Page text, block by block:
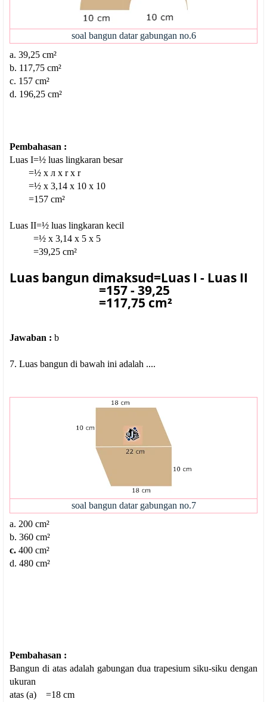
soal bangun datar gabungan no.6
a. 39,25 cm²
b. 117,75 cm²
c. 157 cm²
d. 196,25 cm²
Pembahasan :
Luas I=½ luas lingkaran besar
=½ x л x r x r
=½ x 3,14 x 10 x 10
=157 cm²
Luas II=½ luas lingkaran kecil
=½ x 3,14 x 5 x 5
=39,25 cm²
Luas bangun dimaksud=Luas I - Luas II
=157 - 39,25
=117,75 cm²
Jawaban : b
7. Luas bangun di bawah ini adalah ....
soal bangun datar gabungan no.7
a. 200 cm²
b. 360 cm²
c. 400 cm²
d. 480 cm²
Pembahasan :
Bangun di atas adalah gabungan dua trapesium siku-siku dengan
ukuran
atas (a) =18 cm